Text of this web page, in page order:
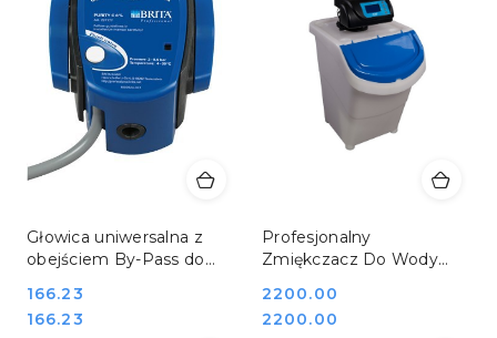
Głowica uniwersalna z
obejściem By-Pass do
REDFOX 00016366
Cena:
166.23
Cena:
166.23
Profesjonalny
Zmiękczacz Do Wody
Inteligentny Zasobnik 15
kg Mijar PLUTON KV
Cena:
2200.00
Cena:
2200.00